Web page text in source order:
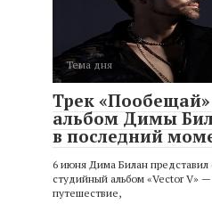
Тема дня
Трек
альбом Димы
в последний
6 июня Дима Билан
студийный альбом «Vector V»
путешествие,